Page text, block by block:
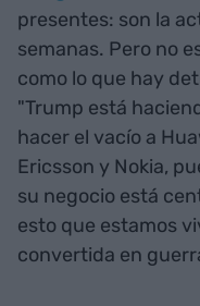
presentes: son la
semanas. Pero no
como lo que hay
"Trump está
hacer el vacío a
Ericsson y Nokia,
su negocio está
esto que estamos
convertida en